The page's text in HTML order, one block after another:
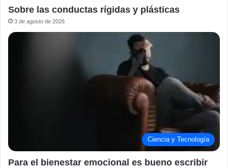
Sobre las conductas rígidas y plásticas
3 de agosto de 2026
Ciencia y Tecnología
Para el bienestar emocional es bueno escribir